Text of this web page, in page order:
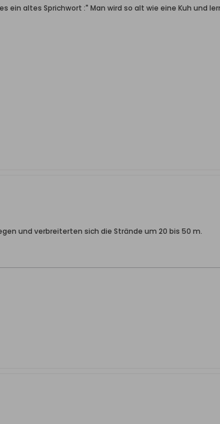
ein altes Sprichwort :" Man wird so alt wie eine Kuh und
und verbreiterten sich die Strände um 20 bis 50 m.